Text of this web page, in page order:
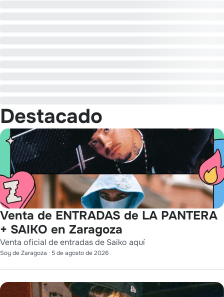
Destacado
Venta de ENTRADAS de LA PANTERA
+ SAIKO en Zaragoza
Venta oficial de entradas de Saiko aquí
Soy de Zaragoza · 5 de agosto de 2026